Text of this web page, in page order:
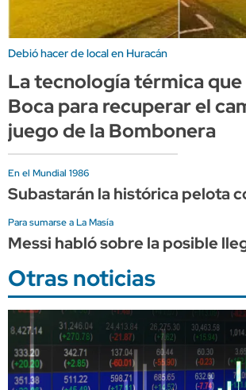
Debió hacer de local en Huracán
La tecnología térmica
Boca para recuperar el
juego de la Bombonera
En el Mundial 1986
Subastarán la histórica pelota
Para sumarse a La Masía
Messi habló sobre la posible
Otras noticias